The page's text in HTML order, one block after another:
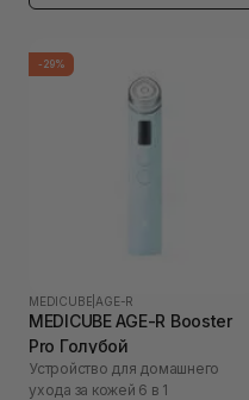
-29%
MEDICUBE AGE-R
MEDICUBE AGE-R Booster
Pro Голубой
Устройство для домашнего
ухода за кожей 6 в 1